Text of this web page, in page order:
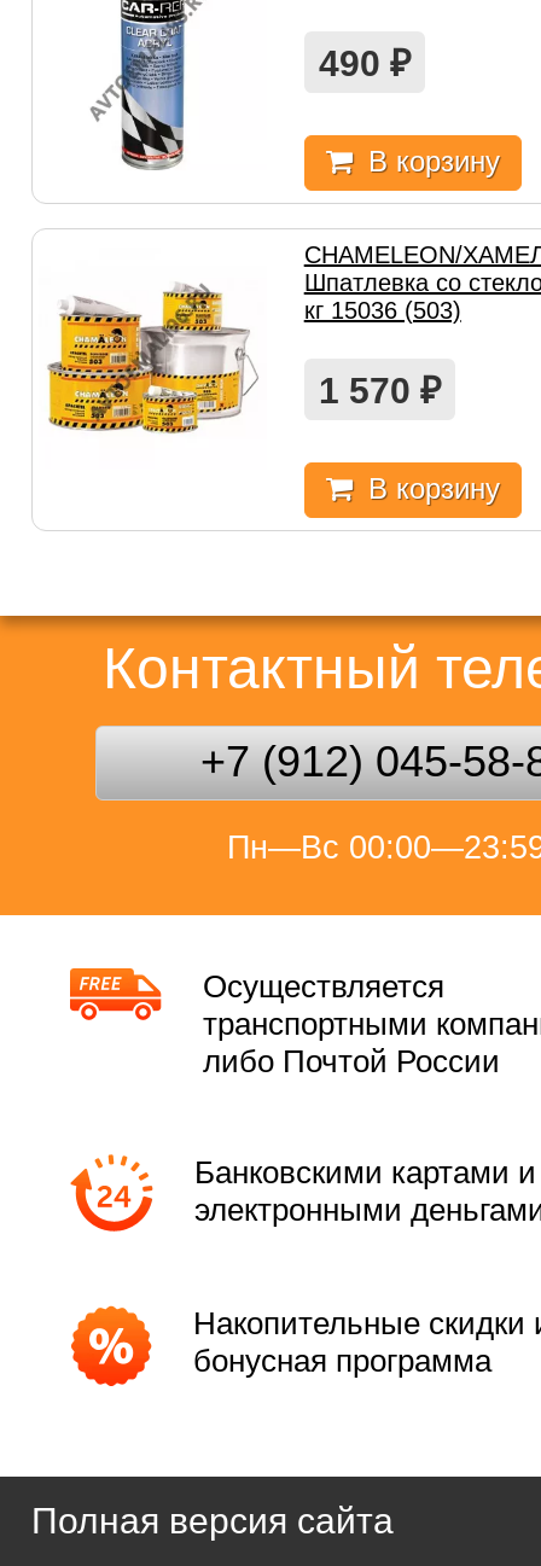
490 ₽
В корзину
CHAMELEON/
Шпатлевка со
кг 15036 (503)
1 570 ₽
В корзину
Контактный
+7 (912) 045-58-
Пн—Вс
Осуществляется
транспортными
либо Почтой России
Банковскими картами и
электронными
Накопительные скидки
бонусная программа
Полная версия сайта